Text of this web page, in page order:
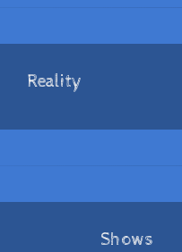
Reality
Shows